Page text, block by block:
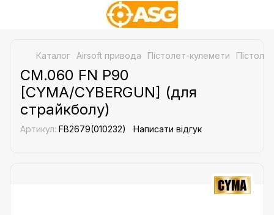
Каталог Airsoft привода Пістолет-кулемети
CM.060 FN P90
[CYMA/CYBERGUN] (для
страйкболу)
Артикул: FB2679(010232) Написати відгук